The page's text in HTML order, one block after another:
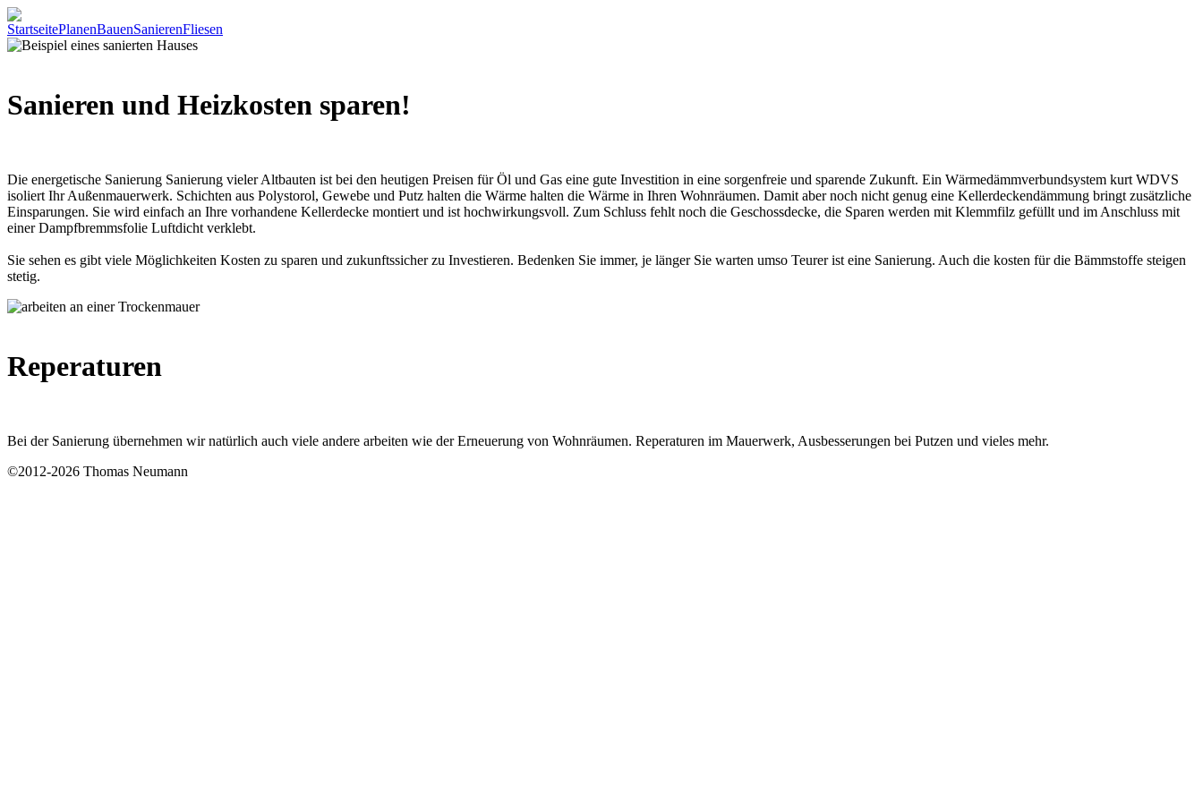
StartseitePlanenBauenSanierenFliesen
Sanieren und Heizkosten sparen!
Die energetische Sanierung Sanierung vieler Altbauten ist bei den heutigen Preisen für Öl und Gas eine gute Investition in eine sorgenfreie und sparende Zukunft. Ein Wärmedämmverbundsystem kurt WDVS
isoliert Ihr Außenmauerwerk. Schichten aus Polystorol, Gewebe und Putz halten die Wärme halten die Wärme in Ihren Wohnräumen. Damit aber noch nicht genug eine Kellerdeckendämmung bringt zusätzliche
Einsparungen. Sie wird einfach an Ihre vorhandene Kellerdecke montiert und ist hochwirkungsvoll. Zum Schluss fehlt noch die Geschossdecke, die Sparen werden mit Klemmfilz gefüllt und im Anschluss mit
einer Dampfbremmsfolie Luftdicht verklebt.
Sie sehen es gibt viele Möglichkeiten Kosten zu sparen und zukunftssicher zu Investieren. Bedenken Sie immer, je länger Sie warten umso Teurer ist eine Sanierung. Auch die kosten für die Bämmstoffe steigen
stetig.
Reperaturen
Bei der Sanierung übernehmen wir natürlich auch viele andere arbeiten wie der Erneuerung von Wohnräumen. Reperaturen im Mauerwerk, Ausbesserungen bei Putzen und vieles mehr.
©2012-2026 Thomas Neumann